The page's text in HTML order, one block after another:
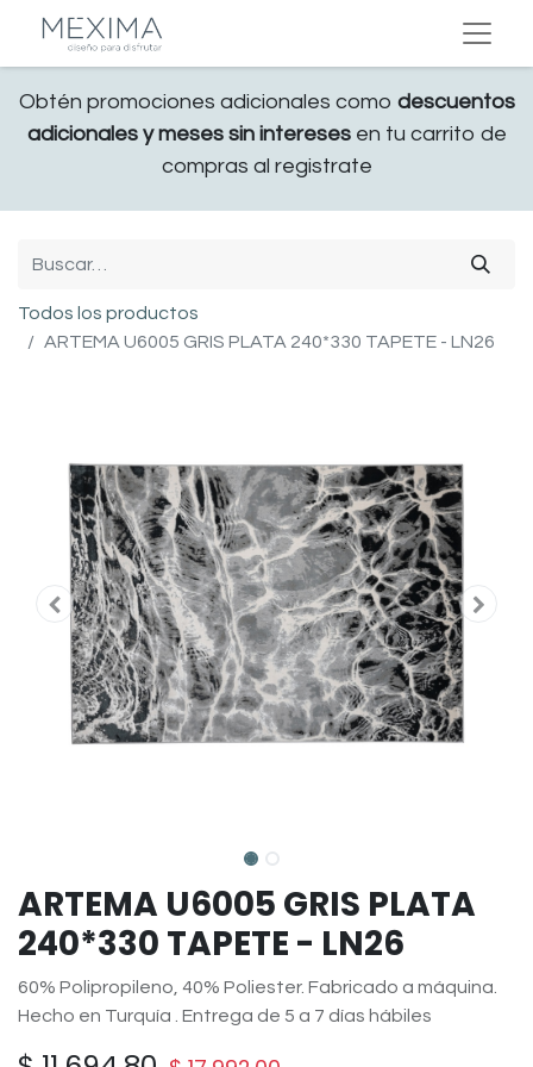
Obtén promociones adicionales como descuentos
adicionales y meses sin interesesen tu carrito de
compras al registrate
Todos los productos
ARTEMA U6005 GRIS PLATA 240*330 TAPETE - LN26
ARTEMA U6005 GRIS PLATA
240*330 TAPETE - LN26
60% Polipropileno, 40% Poliester. Fabricado a máquina.
Hecho en Turquía . Entrega de 5 a 7 días hábiles